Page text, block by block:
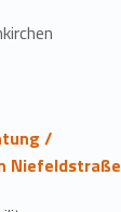
/
Niefeldstraße